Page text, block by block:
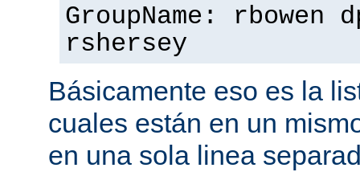
GroupName: rbowen
rshersey
Básicamente eso es la
cuales están en un
en una sola linea